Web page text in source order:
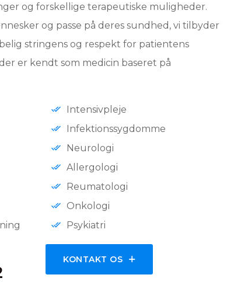
og forskellige terapeutiske muligheder.
og passe på deres sundhed, vi tilbyder
stringens og respekt for patientens
er kendt som medicin baseret på
Intensivpleje
Infektionssygdomme
Neurologi
Allergologi
Reumatologi
Onkologi
Psykiatri
KONTAKT OS